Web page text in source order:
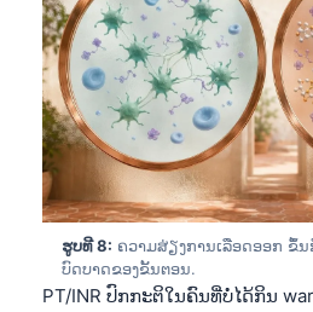
ຮູບທີ 8: ຄວາມສ່ຽງການເລືອດອອກ ຂຶ້
ບົດບາດຂອງຂັ້ນຕອນ.
PT/INR ປົກກະຕິໃນຄົນທີ່ບໍ່ໄດ້ກິນ
Türkçe
Română
简体中文
فارسی
Български
Dansk
Nederlands
हिन्दी